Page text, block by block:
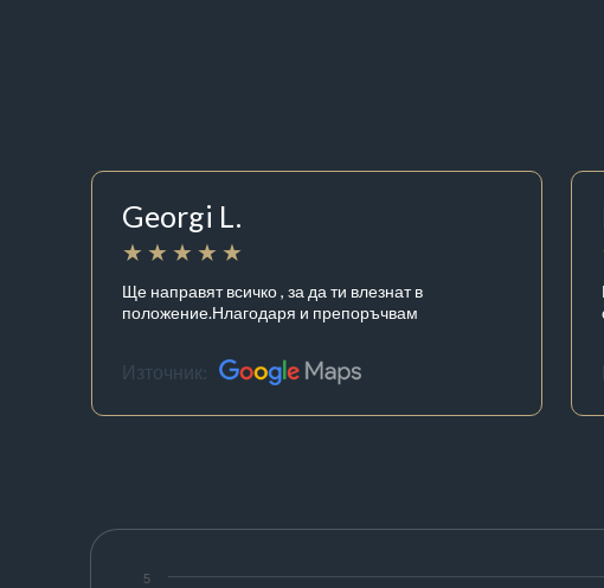
Georgi L.
Ще направят всичко , за да ти влезнат в
положение.Нлагодаря и препоръчвам
Източник:
5